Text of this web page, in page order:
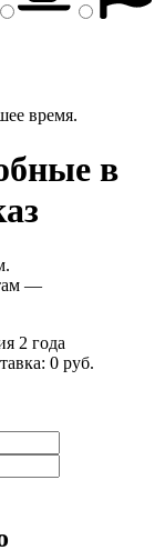
время.
в
—
2 года
0 руб.